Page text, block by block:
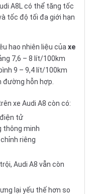
A8L có thể tăng tốc
tốc độ tối đa giới hạn
hao nhiên liệu củaxe
7,6 – 8 lít/100km
9 – 9,4 lít/100km
đường hỗn hợp.
xe Audi A8 còn có:
tử
thông minh
riêng
Audi A8 vẫn còn
lại yếu thế hơn so